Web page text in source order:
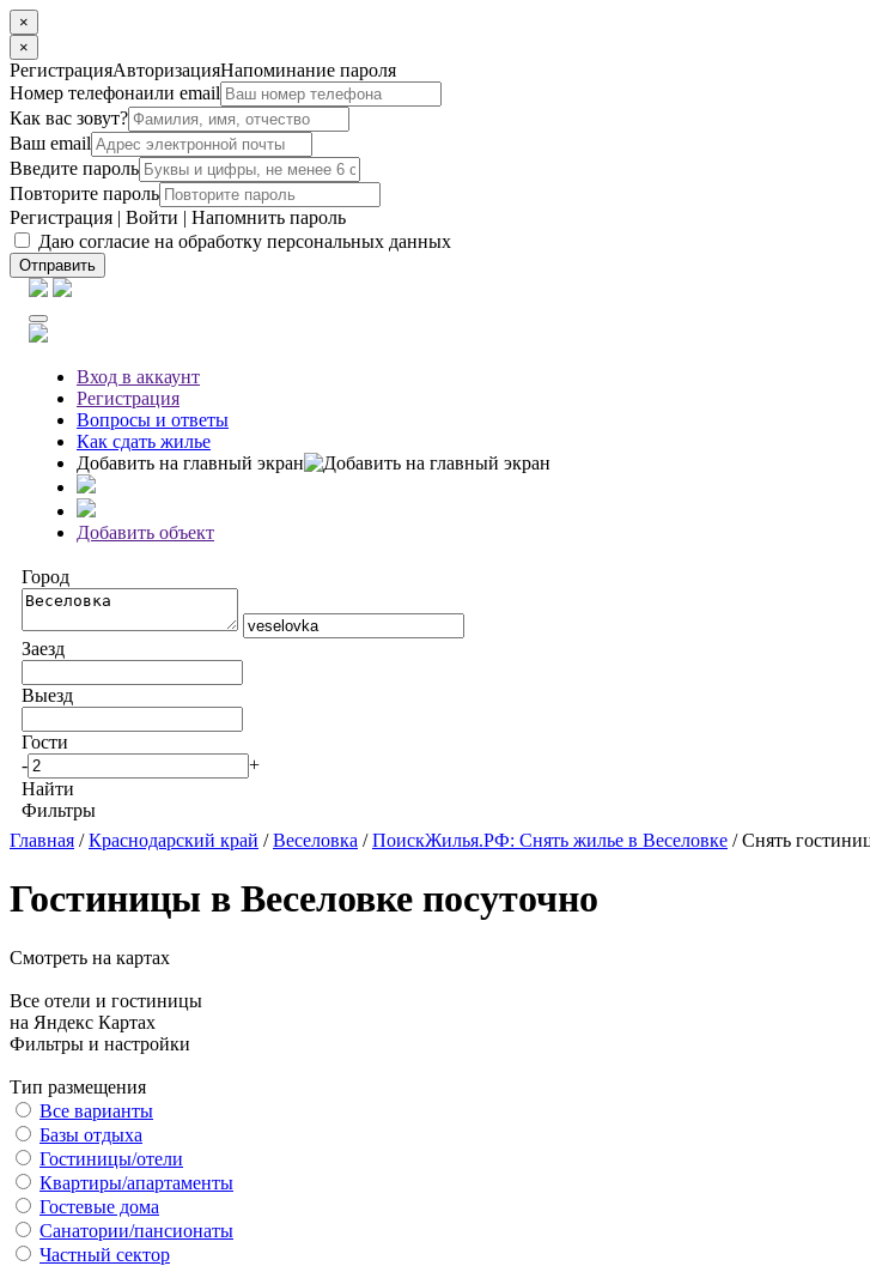
×
×
РегистрацияАвторизацияНапоминание пароля
Номер телефонаили email
Как вас зовут?
Ваш email
Введите пароль
Повторите пароль
Регистрация | Войти | Напомнить пароль
Даю согласие на обработку персональных данных
Отправить
Вход в аккаунт
Регистрация
Вопросы и ответы
Как сдать жилье
Добавить на главный экран
Добавить объект
Город
Заезд
Выезд
Гости
-
+
Найти
Фильтры
Главная /Краснодарский край /Веселовка /ПоискЖилья.РФ: Снять жилье в Веселовке / Снять
Гостиницы в Веселовке посуточно
Смотреть на картах
Все отели и гостиницы
на Яндекс Картах
Фильтры и настройки
Тип размещения
Все варианты
Базы отдыха
Гостиницы/отели
Квартиры/апартаменты
Гостевые дома
Санатории/пансионаты
Частный сектор